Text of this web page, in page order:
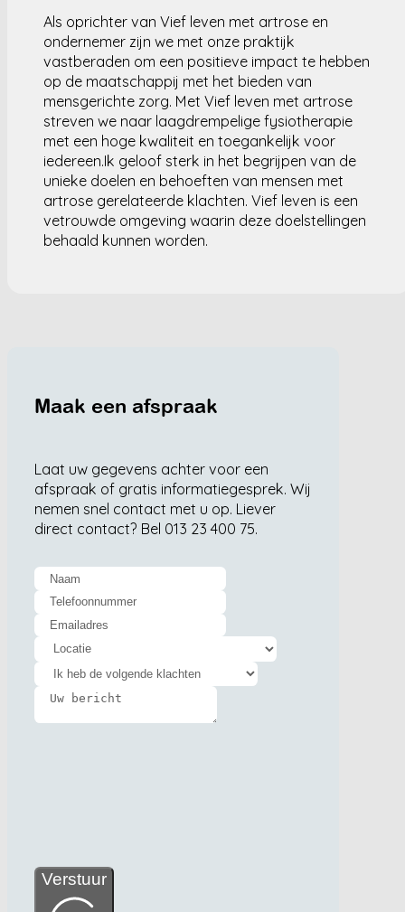
Als oprichter van Vief leven met artrose en
ondernemer zijn we met onze praktijk
vastberaden om een positieve impact te hebben
op de maatschappij met het bieden van
mensgerichte zorg. Met Vief leven met artrose
streven we naar laagdrempelige fysiotherapie
met een hoge kwaliteit en toegankelijk voor
iedereen.Ik geloof sterk in het begrijpen van de
unieke doelen en behoeften van mensen met
artrose gerelateerde klachten. Vief leven is een
vetrouwde omgeving waarin deze doelstellingen
behaald kunnen worden.
Maak een afspraak
Laat uw gegevens achter voor een
afspraak of gratis informatiegesprek. Wij
nemen snel contact met u op. Liever
direct contact? Bel 013 23 400 75.
Verstuur